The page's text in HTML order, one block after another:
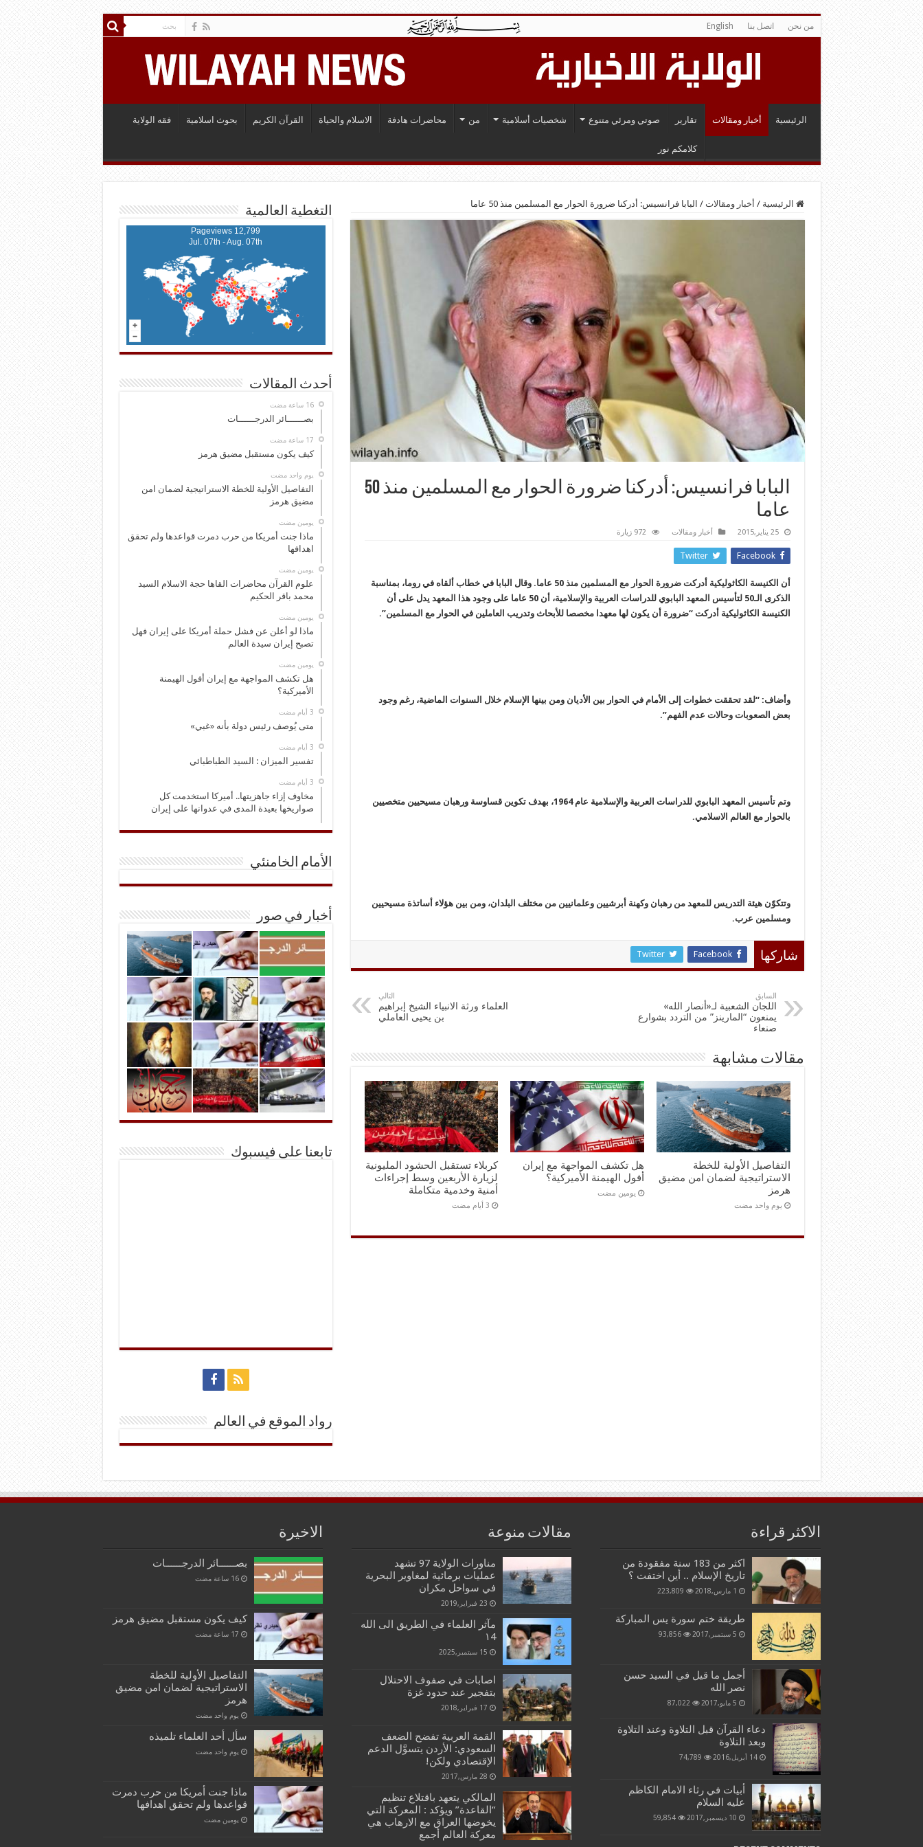
من نحن اتصل بنا English
الرئيسية أخبار ومقالات تقارير صوتي ومرئي متنوع شخصيات أسلامية من محاضرات هادفة الاسلام والحياة القرآن الكريم بحوث اسلامية فقه الولاية
كلامكم نور
الرئيسية / أخبار ومقالات / البابا فرانسيس: أدركنا ضرورة الحوار مع المسلمين منذ 50 عاما
البابا فرانسيس: أدركنا ضرورة الحوار مع المسلمين منذ 50
عاما
25 يناير,2015 أخبار ومقالات 972 زيارة
Facebook
Twitter
أن الكنيسة الكاثوليكية أدركت ضرورة الحوار مع المسلمين منذ 50 عاما.
وقال البابا في خطاب ألقاه في روما، بمناسبة
الذكرى الـ50 لتأسيس المعهد البابوي للدراسات العربية والإسلامية، أن 50 عاما على وجود هذا المعهد يدل على أن
الكنيسة الكاثوليكية أدركت “ضرورة أن يكون لها معهدا مخصصا للأبحاث وتدريب العاملين في الحوار مع المسلمين”.
وأضاف: “لقد تحققت خطوات إلى الأمام في الحوار بين الأديان ومن بينها الإسلام خلال السنوات الماضية، رغم وجود
بعض الصعوبات وحالات عدم الفهم”.
وتم تأسيس المعهد البابوي للدراسات العربية والإسلامية عام 1964، بهدف تكوين قساوسة ورهبان مسيحيين متخصيين
بالحوار مع العالم الاسلامي.
وتتكوّن هيئة التدريس للمعهد من رهبان وكهنة أبرشيين وعلمانيين من مختلف البلدان، ومن بين هؤلاء أساتذة مسيحيين
ومسلمين عرب.
شاركها Facebook
Twitter
السابق
اللجان الشعبية لـ«أنصار الله»
يمنعون “المارينز” من التردد بشوارع
صنعاء
التالي
العلماء ورثة الانبياء الشيخ إبراهيم
بن يحيى العاملي
مقالات مشابهة
التفاصيل الأولية للخطة
الاستراتيجية لضمان امن مضيق
هرمز
‏يوم واحد مضت
هل تكشف المواجهة مع إيران
أفول الهيمنة الأميركية؟
‏يومين مضت
كربلاء تستقبل الحشود المليونية
لزيارة الأربعين وسط إجراءات
أمنية وخدمية متكاملة
التغطية العالمية
12,799 Pageviews
Jul. 07th - Aug. 07th
أحدث المقالات
‏16 ساعة مضت
بصــــــائر الدرجــــــات
كيف يكون مستقبل مضيق هرمز
‏يوم واحد مضت
التفاصيل الأولية للخطة الاستراتيجية لضمان امن
مضيق هرمز
‏يومين مضت
ماذا جنت أمريكا من حرب دمرت قواعدها ولم تحقق
اهدافها
‏يومين مضت
علوم القرآن محاضرات القاها حجة الاسلام السيد
محمد باقر الحكيم
‏يومين مضت
ماذا لو أعلن عن فشل حملة أمريكا على إيران فهل
تصبح إيران سيدة العالم
‏يومين مضت
هل تكشف المواجهة مع إيران أفول الهيمنة
الأميركية؟
متى يُوصف رئيس دولة بأنه «غبي»
تفسير الميزان : السيد الطباطبائي
مخاوف إزاء جاهزيتها.. أميركا استخدمت كل
صواريخها بعيدة المدى في عدوانها على إيران
الأمام الخامنئي
أخبار في صور
تابعنا على فيسبوك
رواد الموقع في العالم
الاكثر قراءة
اكثر من 183 سنة مفقودة من
تاريخ الإسلام .. أين اختفت ؟
1 مارس,2018 223,809
طريقة ختم سورة يس المباركة
5 سبتمبر,2017 93,856
أجمل ما قيل في السيد حسن
نصر الله
5 مايو,2017 87,022
دعاء القرآن قبل التلاوة وعند التلاوة
وبعد التلاوة
14 أبريل,2016 74,789
أبيات في رثاء الامام الكاظم
عليه السلام
10 ديسمبر,2017 59,854
مقالات منوعة
مناورات الولاية 97 تشهد
عمليات برمائية لمغاوير البحرية
في سواحل مكران
23 فبراير,2019
مآثر العلماء في الطريق الى الله
١4
15 سبتمبر,2025
اصابات في صفوف الاحتلال
بتفجير عند حدود غزة
17 فبراير,2018
القمة العربية تفضح الضعف
السعودي: الأردن يتسوَّل الدعم
الإقتصادي ولكن!
28 مارس,2017
المالكي يتعهد باقتلاع تنظيم
“القاعدة” ويؤكد : المعركة التي
يخوضها العراق مع الارهاب هي
معركة العالم أجمع
الاخيرة
بصــــــائر الدرجــــــات
كيف يكون مستقبل مضيق هرمز
التفاصيل الأولية للخطة
الاستراتيجية لضمان امن مضيق
هرمز
‏يوم واحد مضت
سأل أحد العلماء تلميذه
‏يوم واحد مضت
ماذا جنت أمريكا من حرب دمرت
قواعدها ولم تحقق اهدافها
‏يومين مضت